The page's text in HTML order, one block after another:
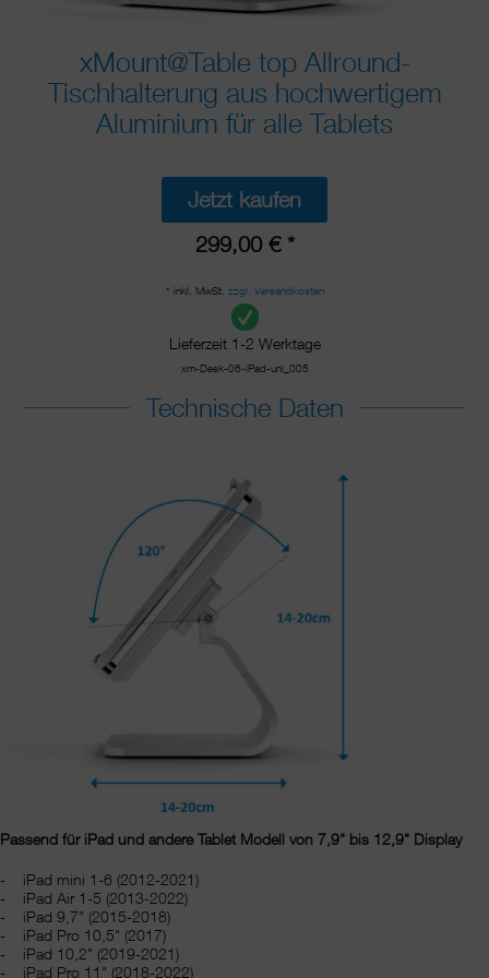
xMount@Table top Allround-
Tischhalterung aus hochwertigem
Aluminium für alle Tablets
Jetzt kaufen
299,00 € *
* inkl. MwSt. zzgl. Versandkosten
Lieferzeit 1-2 Werktage
xm-Desk-06-iPad-uni_005
Technische Daten
Passend für iPad und andere Tablet Modell von 7,9" bis 12,9" Display
iPad mini 1-6 (2012-2021)
iPad Air 1-5 (2013-2022)
iPad 9,7" (2015-2018)
iPad Pro 10,5" (2017)
iPad 10,2" (2019-2021)
iPad Pro 11" (2018-2022)